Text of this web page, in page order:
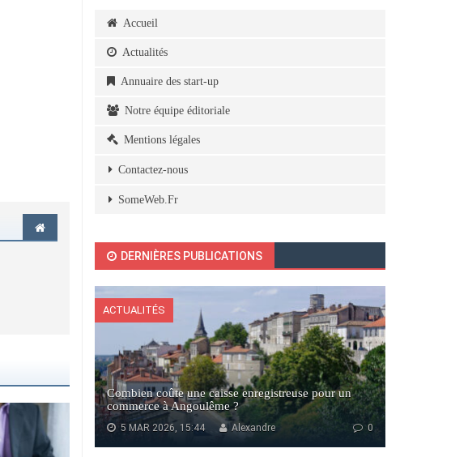
Accueil
Actualités
Annuaire des start-up
Notre équipe éditoriale
Mentions légales
Contactez-nous
SomeWeb.Fr
DERNIÈRES PUBLICATIONS
ACTUALITÉS
Combien coûte une caisse enregistreuse pour un
commerce à Angoulême ?
5 MAR 2026, 15:44 0
Alexandre